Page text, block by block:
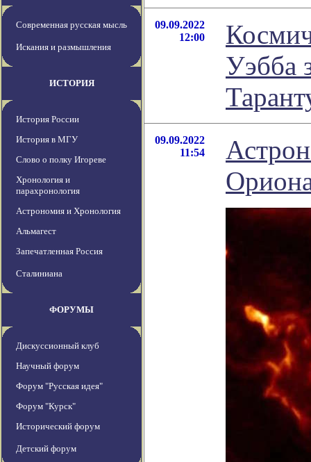
Современная русская мысль
Искания и размышления
ИСТОРИЯ
История России
История в МГУ
Слово о полку Игореве
Хронология и
парахронология
Астрономия и Хронология
Альмагест
Запечатленная Россия
Сталиниана
ФОРУМЫ
Дискуссионный клуб
Научный форум
Форум "Русская идея"
Форум "Курск"
Исторический форум
Детский форум
09.09.2022
12:00
Уэбба
09.09.2022
11:54